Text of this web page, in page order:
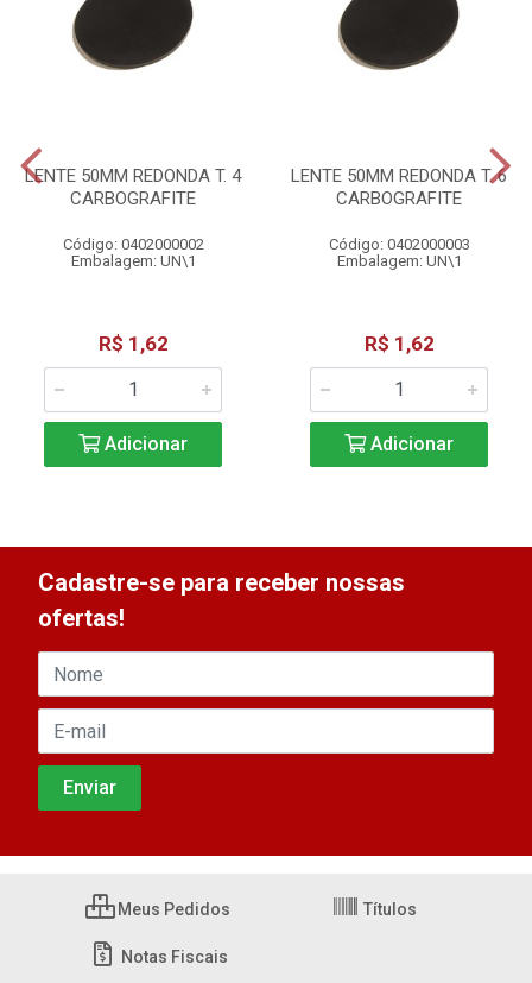
LENTE 50MM REDONDA T. 4
CARBOGRAFITE
Código: 0402000002
Embalagem: UN\1
R$ 1,62
Adicionar
LENTE 50MM REDONDA T. 6
CARBOGRAFITE
Código: 0402000003
Embalagem: UN\1
R$ 1,62
Adicionar
Cadastre-se para receber nossas
ofertas!
Meus Pedidos Títulos
Notas Fiscais